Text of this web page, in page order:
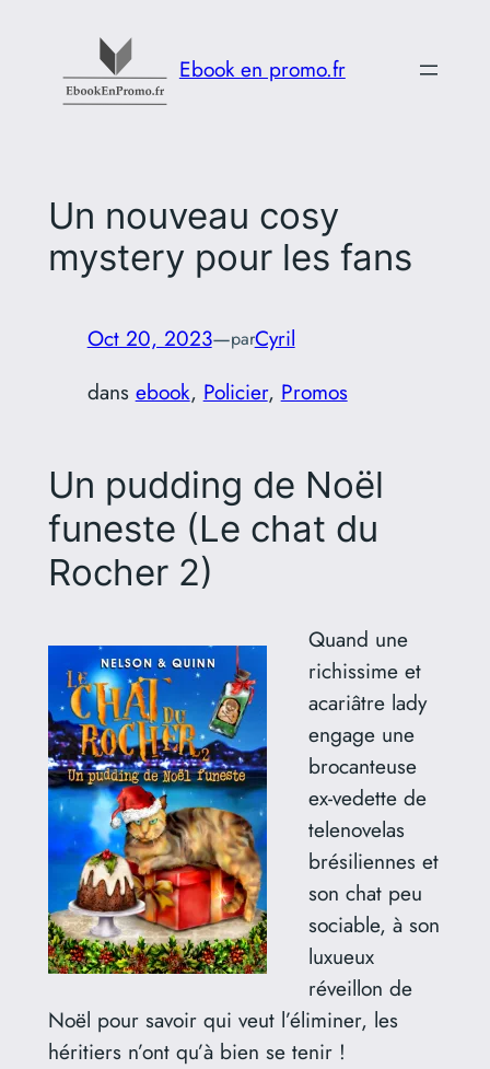
contenu
Ebook en promo.fr
Un nouveau cosy
mystery pour les fans
Oct 20, 2023—parCyril
dans ebook, Policier, Promos
Un pudding de Noël
funeste (Le chat du
Rocher 2)
Quand une
richissime et
acariâtre lady
engage une
brocanteuse
ex-vedette de
telenovelas
brésiliennes et
son chat peu
sociable, à son
luxueux
réveillon de
Noël pour savoir qui veut l’éliminer, les
héritiers n’ont qu’à bien se tenir !